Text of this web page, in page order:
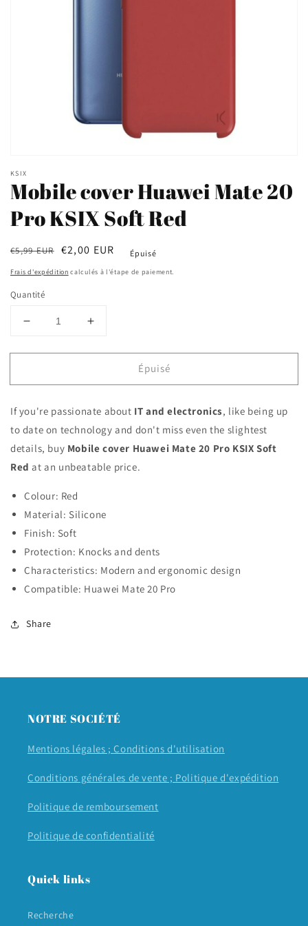
le
1
dans
une
fenêtre
KSIX
Mobile cover Huawei Mate 20
Pro KSIX Soft Red
Prix
habituel
€5,99 EUR
Prix
soldé
€2,00 EUR Épuisé
Frais d'expédition calculés à l'étape de paiement.
Quantité
Réduire
quantité
Mobile
Huawei
Mate
20
Pro
KSIX
Red
Augmenter
quantité
Mobile
Huawei
Mate
20
Pro
KSIX
Épuisé
If you're passionate about IT and electronics, like being up
to date on technology and don't miss even the slightest
details, buy Mobile cover Huawei Mate 20 Pro KSIX Soft
Red at an unbeatable price.
Colour: Red
Material: Silicone
Finish: Soft
Protection: Knocks and dents
Characteristics: Modern and ergonomic design
Compatible: Huawei Mate 20 Pro
Share
NOTRE SOCIÉTÉ
Mentions légales ;Conditions d'utilisation
Conditions générales de vente ; Politique d'expédition
Politique de remboursement
Politique de confidentialité
Quick links
Recherche